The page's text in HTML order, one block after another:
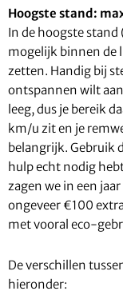
Hoogste stand:
In de hoogste
mogelijk binnen de
zetten. Handig bij
ontspannen wilt
leeg, dus je bereik
km/u zit en je
belangrijk. Gebruik
hulp echt nodig
zagen we in een
ongeveer €100
met vooral eco-
De verschillen
hieronder: